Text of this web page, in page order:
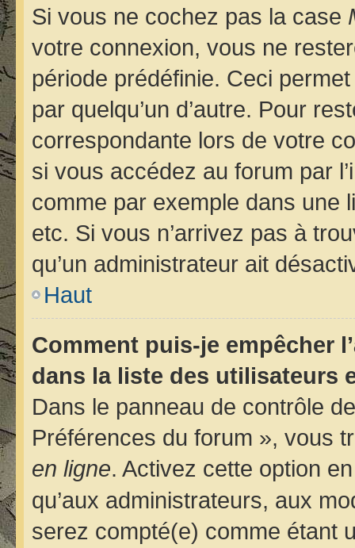
Si vous ne cochez pas la case
votre connexion, vous ne
période prédéfinie. Ceci
par quelqu’un d’autre. Pour
correspondante lors de votre
si vous accédez au forum par
comme par exemple dans une
etc. Si vous n’arrivez pas à
qu’un administrateur ait
Haut
Comment puis-je empêcher
dans la liste des utilisateurs
Dans le panneau de contrôle
Préférences du forum », vous
en ligne. Activez cette option
qu’aux administrateurs, aux
serez compté(e) comme étant